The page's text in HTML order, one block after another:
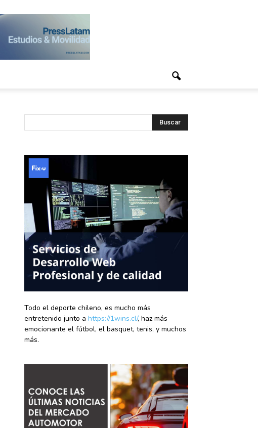
Todo el deporte chileno, es mucho más
entretenido junto a https://1wins.cl/, haz más
emocionante el fútbol, el basquet, tenis, y muchos
más.